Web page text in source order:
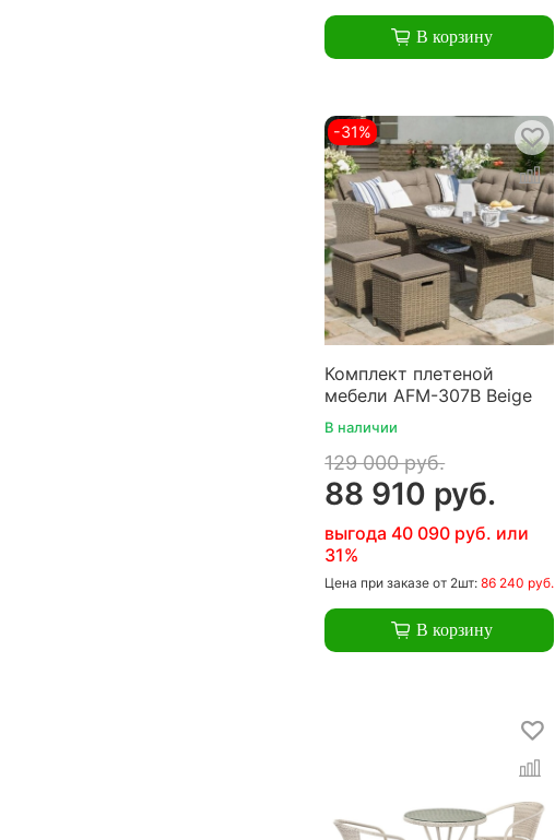
В корзину
-31%
Комплект плетеной
мебели AFM-307B Beige
В наличии
129 000 руб.
88 910 руб.
выгода 40 090 руб. или
31%
Цена при заказе от 2шт:86 240 руб.
В корзину